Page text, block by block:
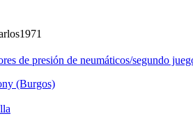
de presión de neumáticos/segundo
(Burgos)